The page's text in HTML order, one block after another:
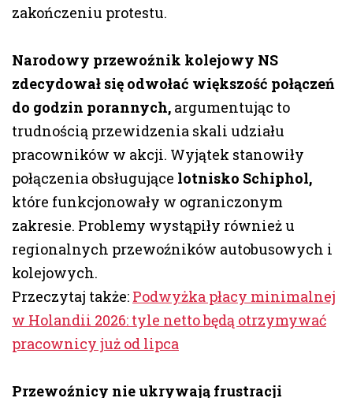
zakończeniu protestu.
Narodowy przewoźnik kolejowy NS
zdecydował się odwołać większość połączeń
do godzin porannych, argumentując to
trudnością przewidzenia skali udziału
pracowników w akcji. Wyjątek stanowiły
połączenia obsługujące lotnisko Schiphol,
które funkcjonowały w ograniczonym
zakresie. Problemy wystąpiły również u
regionalnych przewoźników autobusowych i
kolejowych.
Przeczytaj także: Podwyżka płacy minimalnej
w Holandii 2026: tyle netto będą otrzymywać
pracownicy już od lipca
Przewoźnicy nie ukrywają frustracji